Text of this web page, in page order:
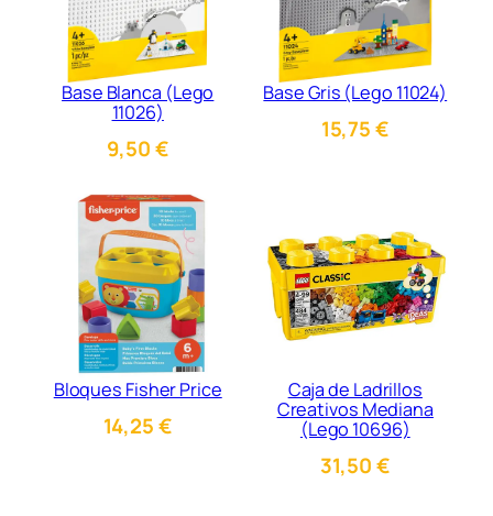
Base Blanca (Lego
11026)
9,50€
Base Gris (Lego 11024)
15,75€
Bloques Fisher Price
14,25€
Caja de Ladrillos
Creativos Mediana
(Lego 10696)
31,50€